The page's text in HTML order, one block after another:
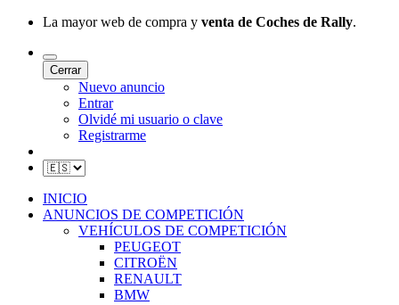
La mayor web de compra y venta de Coches de Rally.
Cerrar
Nuevo anuncio
Entrar
Olvidé mi usuario o clave
Registrarme
INICIO
ANUNCIOS DE COMPETICIÓN
VEHÍCULOS DE COMPETICIÓN
PEUGEOT
CITROËN
RENAULT
BMW